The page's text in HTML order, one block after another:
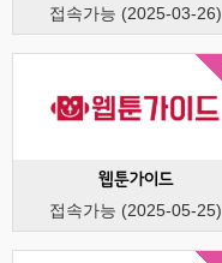
접속가능 (2025-03-26)
웹툰가이드
접속가능 (2025-05-25)